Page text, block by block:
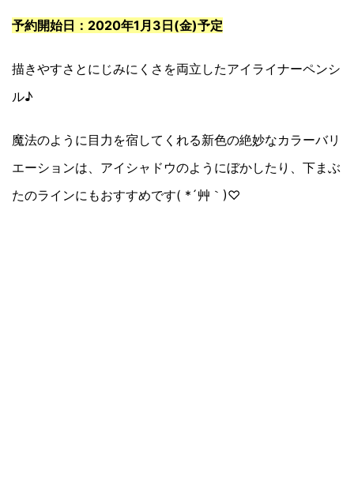
予約開始日：2020年1月3日(金)予定
描きやすさとにじみにくさを両立したアイライナーペンシ
ル♪
魔法のように目力を宿してくれる新色の絶妙なカラーバリ
エーションは、アイシャドウのようにぼかしたり、下まぶ
たのラインにもおすすめです( *´艸｀)♡